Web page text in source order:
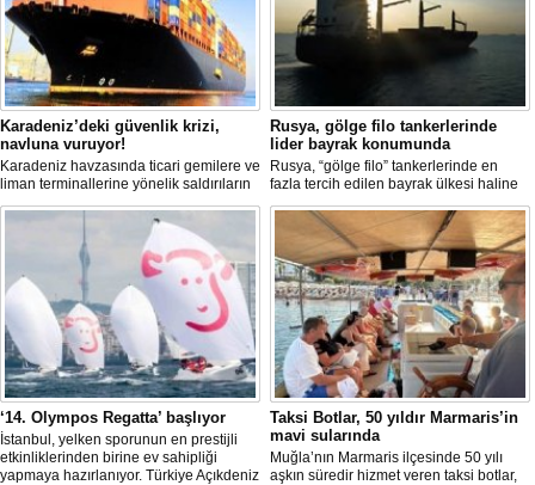
Karadeniz’deki güvenlik krizi,
navluna vuruyor!
Karadeniz havzasında ticari gemilere ve
liman terminallerine yönelik saldırıların
artması küresel emtia taşımacılığını
sekteye uğrattı. Risk artışıyla birlikte
ortalama petrol tankeri maliyetleri 300
bin doları aşarken, savaş sigortası
primleri iki katına çıkarak navlun
fiyatlarında yüzde 50’yi geçen
yükselişleri beraberinde getirdi.
Rusya, gölge filo tankerlerinde
lider bayrak konumunda
Rusya, “gölge filo” tankerlerinde en
fazla tercih edilen bayrak ülkesi haline
geldi. Yaptırım baskısının artmasıyla
birlikte çok sayıda tanker Rus bayrağına
geçerken, bu durum küresel denizcilik
yaptırımlarının uygulanması açısından
yeni bir tablo ortaya koyuyor.
‘14. Olympos Regatta’ başlıyor
İstanbul, yelken sporunun en prestijli
etkinliklerinden birine ev sahipliği
yapmaya hazırlanıyor. Türkiye Açıkdeniz
Taksi Botlar, 50 yıldır Marmaris’in
mavi sularında
Muğla’nın Marmaris ilçesinde 50 yılı
aşkın süredir hizmet veren taksi botlar,